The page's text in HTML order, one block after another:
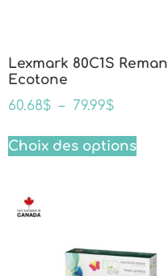
Lexmark 80C1S Reman
Ecotone
60.68$ – 79.99$
Choix des options